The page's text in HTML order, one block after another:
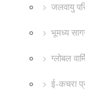
जलवायु
भूमध्य
ग्लोबल
ई-कचरा